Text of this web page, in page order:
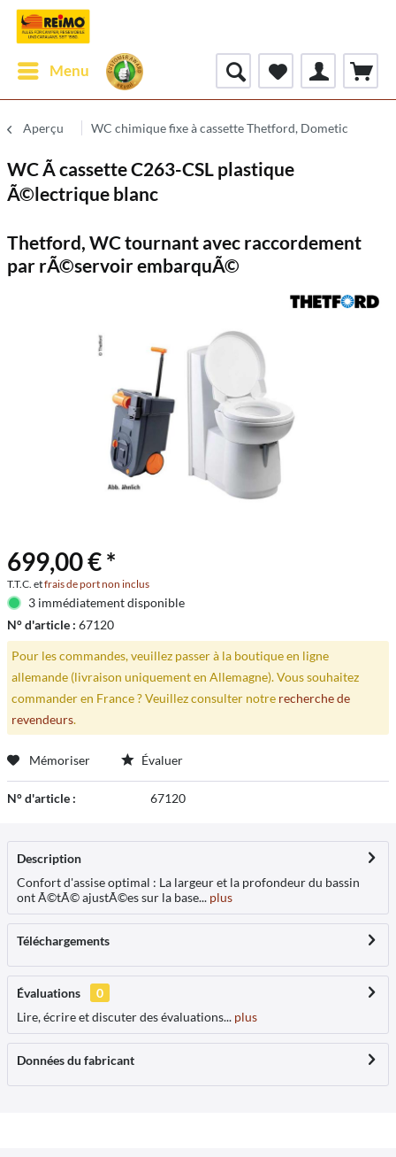
Menu
Aperçu WC chimique fixe à cassette Thetford, Dometic
WC Ã cassette C263-CSL plastique
Ã©lectrique blanc
Thetford, WC tournant avec raccordement
par rÃ©servoir embarquÃ©
699,00 € *
T.T.C. etfrais de port non inclus
3 immédiatement disponible
N° d'article : 67120
Pour les commandes, veuillez passer à la boutique en ligne
allemande (livraison uniquement en Allemagne). Vous souhaitez
commander en France ? Veuillez consulter notre recherche de
revendeurs.
Mémoriser Évaluer
N° d'article : 67120
Description
Confort d'assise optimal : La largeur et la profondeur du bassin
ont Ã©tÃ© ajustÃ©es sur la base... plus
Téléchargements
Évaluations
0
Lire, écrire et discuter des évaluations... plus
Données du fabricant